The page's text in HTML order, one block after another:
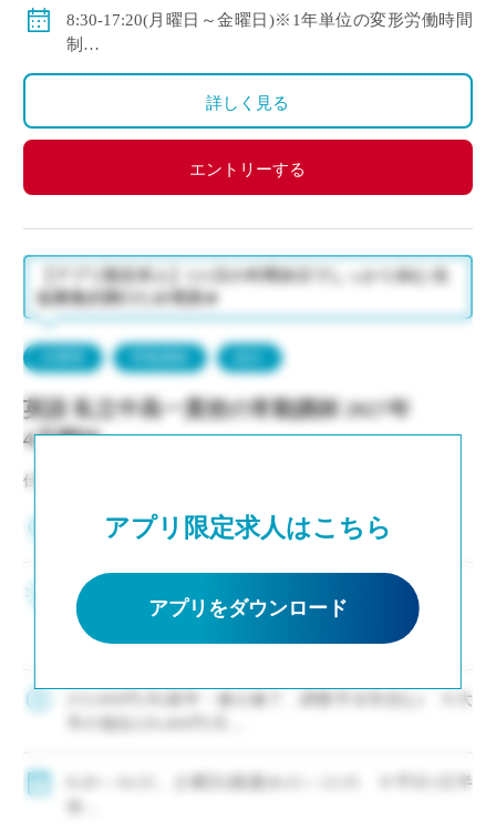
◇賞与：有
◇保険：私学共済、雇用保険、労災保険
8:30-17:20(月曜日～金曜日)※1年単位の変形労働時間
制
◇休日：年間120日程度
・土曜日、日曜日、祝日、その他学校スケジュールに
詳しく見る
エントリーする
アプリ限定求人はこちら
アプリをダウンロード
徒募集好調のため増員★
英語 私立中高一貫校の常勤講師 2027年
4月開始
仕事NO：非公開
兵庫県神戸市中央区
2～3年後の専任登用も積極的に進めています ・生
徒募集好調により増員、次年度もクラス増決定 ・
新卒および社会人からのキャリアチェンジなど未
550万円(ご経験等による) ・神 […]
253,000円/月(新卒・修士修了、調整手当等含む) ※大
8:20～16:25、土曜日(隔週)8:25～12:35 ※平日1日半